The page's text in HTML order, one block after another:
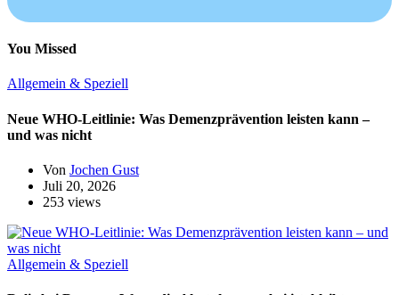
You Missed
Allgemein & Speziell
Neue WHO-Leitlinie: Was Demenzprävention leisten kann –
und was nicht
Von Jochen Gust
Juli 20, 2026
253 views
Allgemein & Speziell